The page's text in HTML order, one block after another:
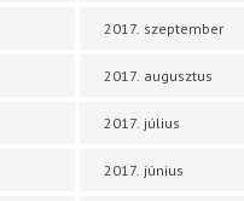
2017. szeptember
2017. augusztus
2017. július
2017. június